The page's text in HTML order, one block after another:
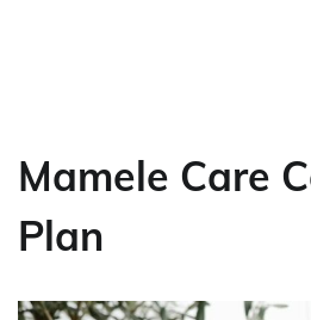
Mamele Care
Plan